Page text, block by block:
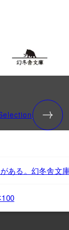
ある。幻冬舎文